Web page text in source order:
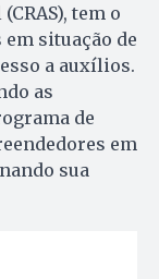
tem o
situação de
a auxílios.
as
de
em
sua